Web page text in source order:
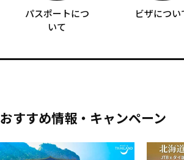
パスポートにつ
いて
ビザについ
おすすめ情報・キャンペーン